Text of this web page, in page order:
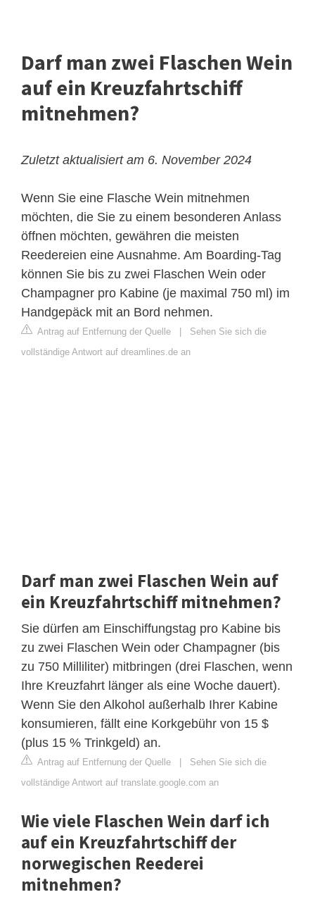
Darf man zwei Flaschen Wein
auf ein Kreuzfahrtschiff
mitnehmen?
Zuletzt aktualisiert am 6. November 2024
Wenn Sie eine Flasche Wein mitnehmen
möchten, die Sie zu einem besonderen Anlass
öffnen möchten, gewähren die meisten
Reedereien eine Ausnahme. Am Boarding-Tag
können Sie bis zu zwei Flaschen Wein oder
Champagner pro Kabine (je maximal 750 ml) im
Handgepäck mit an Bord nehmen.
Antrag auf Entfernung der Quelle
Sehen Sie sich die
vollständige Antwort auf dreamlines.de an
Darf man zwei Flaschen Wein auf
ein Kreuzfahrtschiff mitnehmen?
Sie dürfen am Einschiffungstag pro Kabine bis
zu zwei Flaschen Wein oder Champagner (bis
zu 750 Milliliter) mitbringen (drei Flaschen, wenn
Ihre Kreuzfahrt länger als eine Woche dauert).
Wenn Sie den Alkohol außerhalb Ihrer Kabine
konsumieren, fällt eine Korkgebühr von 15 $
(plus 15 % Trinkgeld) an.
Antrag auf Entfernung der Quelle
Sehen Sie sich die
vollständige Antwort auf translate.google.com an
Wie viele Flaschen Wein darf ich
auf ein Kreuzfahrtschiff der
norwegischen Reederei
mitnehmen?